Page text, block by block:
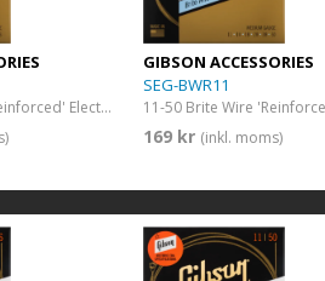
10-46 Brite Wire 'Reinforced' Electric Guitar Strings Light
GIBSON ACCESSORIES
SEG-BWR11
169 kr (inkl. moms)